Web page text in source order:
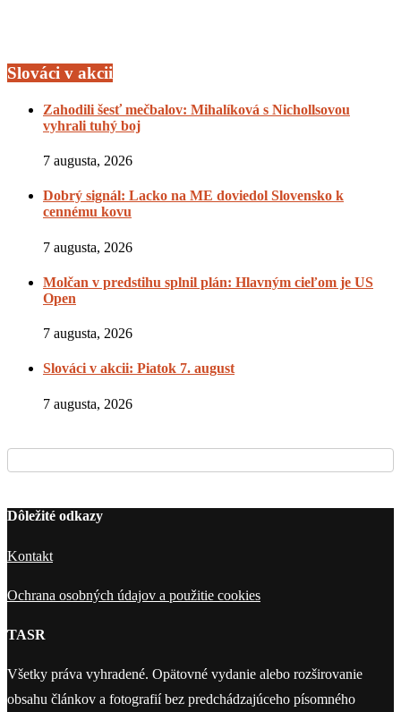
Slováci v akcii
Zahodili šesť mečbalov: Mihalíková s Nichollsovou
vyhrali tuhý boj
7 augusta, 2026
Dobrý signál: Lacko na ME doviedol Slovensko k
cennému kovu
7 augusta, 2026
Molčan v predstihu splnil plán: Hlavným cieľom je US
Open
7 augusta, 2026
Slováci v akcii: Piatok 7. august
7 augusta, 2026
Dôležité odkazy
Kontakt
Ochrana osobných údajov a použitie cookies
TASR
Všetky práva vyhradené. Opätovné vydanie alebo rozširovanie
obsahu článkov a fotografií bez predchádzajúceho písomného